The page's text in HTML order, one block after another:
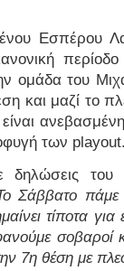
Εσπέρου
ομάδα του
και μαζί το
των
δηλώσεις του
Σάββατο πάμε
τίποτα
7η θέση με